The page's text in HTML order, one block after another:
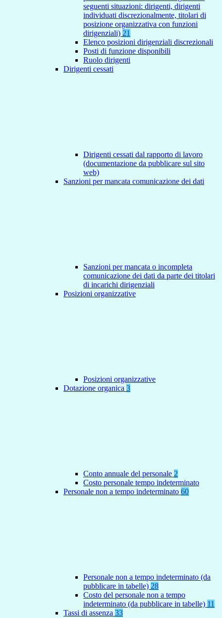
seguenti situazioni: dirigenti, dirigenti
individuati discrezionalmente, titolari di
posizione organizzativa con funzioni
dirigenziali) 21
Elenco posizioni dirigenziali discrezionali
Posti di funzione disponibili
Ruolo dirigenti
Dirigenti cessati
Dirigenti cessati dal rapporto di lavoro
(documentazione da pubblicare sul sito
web)
Sanzioni per mancata comunicazione dei dati
Sanzioni per mancata o incompleta
comunicazione dei dati da parte dei titolari
di incarichi dirigenziali
Posizioni organizzative
Posizioni organizzative
Dotazione organica 3
Conto annuale del personale 2
Costo personale tempo indeterminato
Personale non a tempo indeterminato 60
Personale non a tempo indeterminato (da
pubblicare in tabelle) 28
Costo del personale non a tempo
indeterminato (da pubblicare in tabelle) 11
Tassi di assenza 33